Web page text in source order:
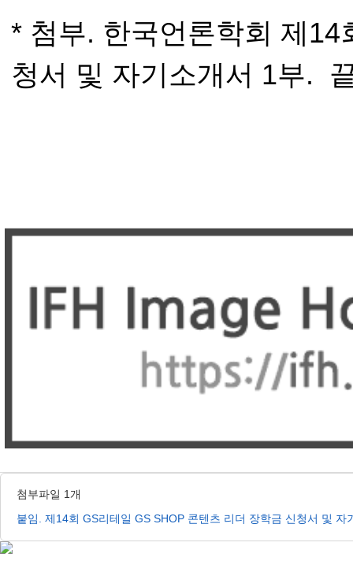
* 첨부. 한국언론학회 제
청서 및 자기소개서 1부.
첨부파일 1개
붙임. 제14회 GS리테일 GS SHOP 콘텐츠 리더 장학금 신청서 및 자